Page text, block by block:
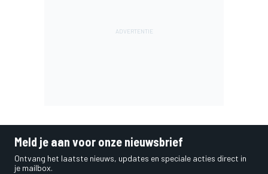
Meld je aan voor onze nieuwsbrief
Ontvang het laatste nieuws, updates en speciale acties direct in
je mailbox.